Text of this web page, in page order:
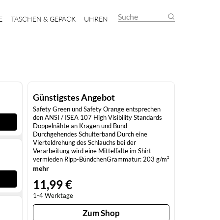
TASCHEN & GEPÄCK UHREN Suche
Günstigstes Angebot
Safety Green und Safety Orange entsprechen
den ANSI / ISEA 107 High Visibility Standards
Doppelnähte an Kragen und Bund
Durchgehendes Schulterband Durch eine
Vierteldrehung des Schlauchs bei der
Verarbeitung wird eine Mittelfalte im Shirt
vermieden Ripp-BündchenGrammatur: 203 g/m²
(White: 193 g/m²) Materialzusammensetzung:
1% Polyester), (Sport Grey: 90% Baumwolle /
10% Polyester), (Dark Heather, Safety Green,
Safety Orange: 50% Baumwolle / 50%
Polyester)Angaben zur
Produktsicherheit:Herst.-Nr.: 2400Hersteller:
mehr
11,99 €
1-4 Werktage
Zum Shop